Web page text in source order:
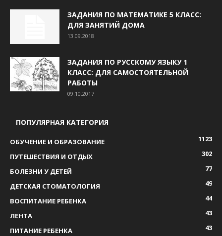
ЗАДАНИЯ ПО МАТЕМАТИКЕ 5 КЛАСС:
ДЛЯ ЗАНЯТИЙ ДОМА
13.09.2018
ЗАДАНИЯ ПО РУССКОМУ ЯЗЫКУ 1
КЛАСС: ДЛЯ САМОСТОЯТЕЛЬНОЙ
РАБОТЫ
09.10.2017
ПОПУЛЯРНАЯ КАТЕГОРИЯ
ОБУЧЕНИЕ И ОБРАЗОВАНИЕ
1123
ПУТЕШЕСТВИЯ И ОТДЫХ
302
БОЛЕЗНИ У ДЕТЕЙ
77
ДЕТСКАЯ СТОМАТОЛОГИЯ
49
ВОСПИТАНИЕ РЕБЕНКА
44
ЛЕНТА
43
ПИТАНИЕ РЕБЕНКА
43